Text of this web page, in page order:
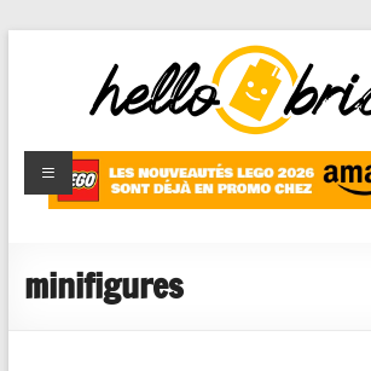
HelloBricks
Blog LEGO,
nouveaut�s
reviews
minifigures